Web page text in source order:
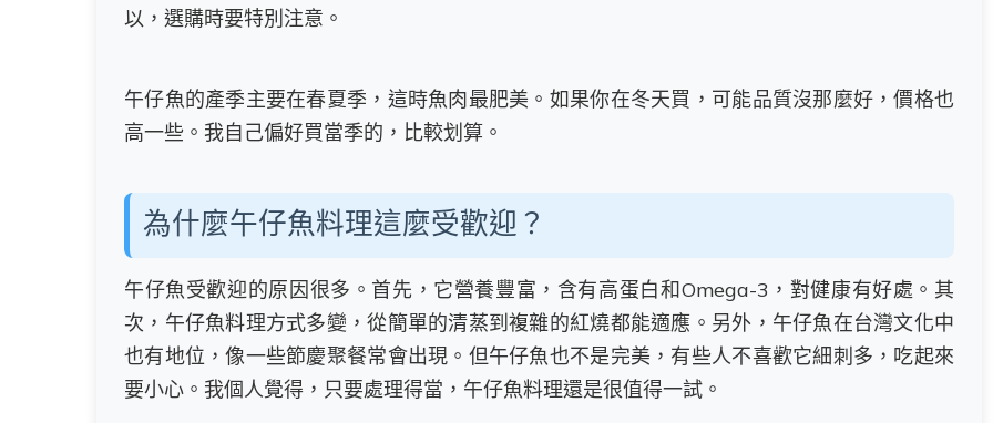
以，選購時要特別注意。
午仔魚的產季主要在春夏季，這時魚肉最肥美。如果你在冬天買，可能品質沒那麼好，價格也
高一些。我自己偏好買當季的，比較划算。
為什麼午仔魚料理這麼受歡迎？
午仔魚受歡迎的原因很多。首先，它營養豐富，含有高蛋白和Omega-3，對健康有好處。其
次，午仔魚料理方式多變，從簡單的清蒸到複雜的紅燒都能適應。另外，午仔魚在台灣文化中
也有地位，像一些節慶聚餐常會出現。但午仔魚也不是完美，有些人不喜歡它細刺多，吃起來
要小心。我個人覺得，只要處理得當，午仔魚料理還是很值得一試。